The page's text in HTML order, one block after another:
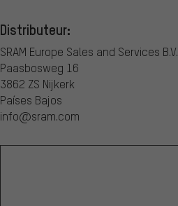
Distributeur:
SRAM Europe Sales and Services B.V.
Paasbosweg 16
3862 ZS Nijkerk
Países Bajos
info@sram.com